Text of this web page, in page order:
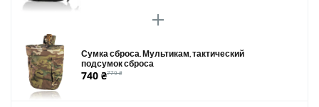
Сумка сброса. Мультикам, тактический
подсумок сброса
740 ₴779 ₴